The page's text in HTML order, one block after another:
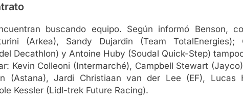
buscando equipo. Según informó Benson,
(Arkea), Sandy Dujardin (Team TotalEnergies);
Decathlon) y Antoine Huby (Soudal Quick-Step)
Kevin Colleoni (Intermarché), Campbell Stewart
(Astana), Jardi Christiaan van der Lee (EF), Lucas
Kessler (Lidl-trek Future Racing).